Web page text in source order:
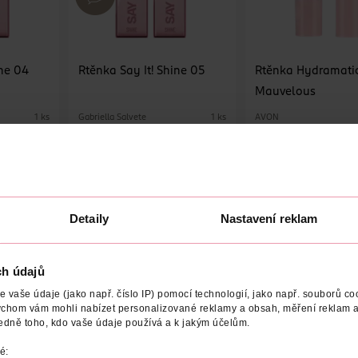
Detaily Nastavení reklam
údajů
vaše údaje (jako např. číslo IP) pomocí technologií, jako např. souborů
vám mohli nabízet personalizované reklamy a obsah, měření reklam
toho, kdo vaše údaje používá a k jakým účelům.
04
1 ks
Rtěnka Say It! Shine 05
Gabriella Salvete 1 ks
Rtěnka
Mauvelous
AVON
V VÝROBCE/DODAVATEL POČET NÁZEV
Gabrielly Salvete vykouzlí efekt plných šťavnatých rtů, které
a na rtech ji téměř neucítíte. Díky obsahu olejů a vosků